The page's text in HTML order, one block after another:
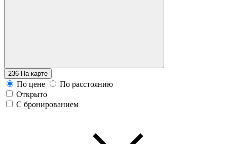
236 На карте
По цене
По расстоянию
Открыто
С бронированием